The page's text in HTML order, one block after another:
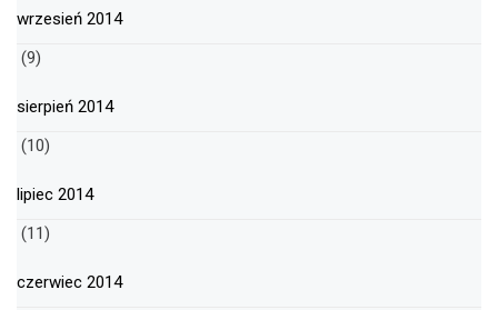
wrzesień 2014
(9)
sierpień 2014
(10)
lipiec 2014
(11)
czerwiec 2014